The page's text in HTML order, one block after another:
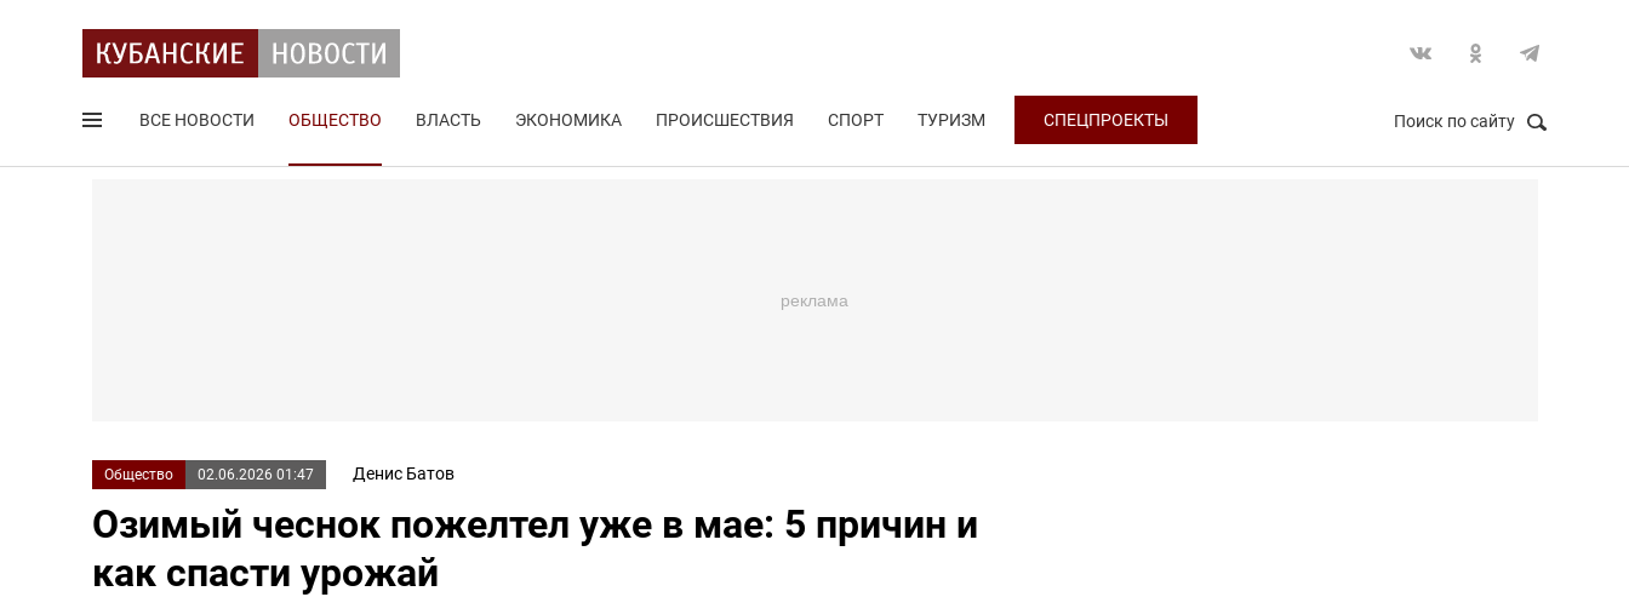
ВСЕ НОВОСТИ ОБЩЕСТВО ВЛАСТЬ ЭКОНОМИКА ПРОИСШЕСТВИЯ СПОРТ ТУРИЗМ СПЕЦПРОЕКТЫ Поиск по сайту
Общество 02.06.2026 01:47 Денис Батов
Озимый чеснок пожелтел уже в мае: 5 причин и
как спасти урожай